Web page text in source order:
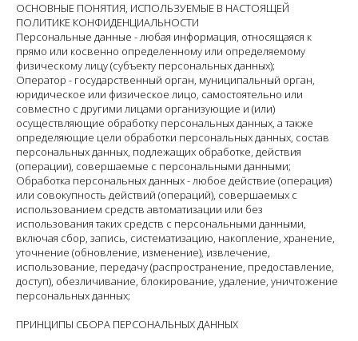
ОСНОВНЫЕ ПОНЯТИЯ, ИСПОЛЬЗУЕМЫЕ В НАСТОЯЩЕЙ
ПОЛИТИКЕ КОНФИДЕНЦИАЛЬНОСТИ
Персональные данные - любая информация, относящаяся к
прямо или косвенно определенному или определяемому
физическому лицу (субъекту персональных данных);
Оператор - государственный орган, муниципальный орган,
юридическое или физическое лицо, самостоятельно или
совместно с другими лицами организующие и (или)
осуществляющие обработку персональных данных, а также
определяющие цели обработки персональных данных, состав
персональных данных, подлежащих обработке, действия
(операции), совершаемые с персональными данными;
Обработка персональных данных - любое действие (операция)
или совокупность действий (операций), совершаемых с
использованием средств автоматизации или без
использования таких средств с персональными данными,
включая сбор, запись, систематизацию, накопление, хранение,
уточнение (обновление, изменение), извлечение,
использование, передачу (распространение, предоставление,
доступ), обезличивание, блокирование, удаление, уничтожение
персональных данных;
ПРИНЦИПЫ СБОРА ПЕРСОНАЛЬНЫХ ДАННЫХ